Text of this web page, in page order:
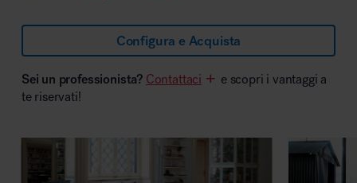
Configura e Acquista
Sei un professionista? Contattaci
e scopri i vantaggi a
te riservati!